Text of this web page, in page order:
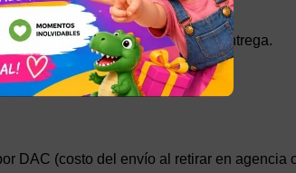
Libre.
o al momento de elegir la entrega.
entrega.
DAC (costo del envío al retirar en agencia